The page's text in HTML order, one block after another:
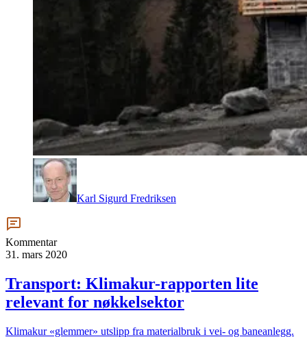
Karl Sigurd Fredriksen
Kommentar
31. mars 2020
Transport: Klimakur-rapporten lite
relevant for nøkkelsektor
Klimakur «glemmer» utslipp fra materialbruk i vei- og baneanlegg.